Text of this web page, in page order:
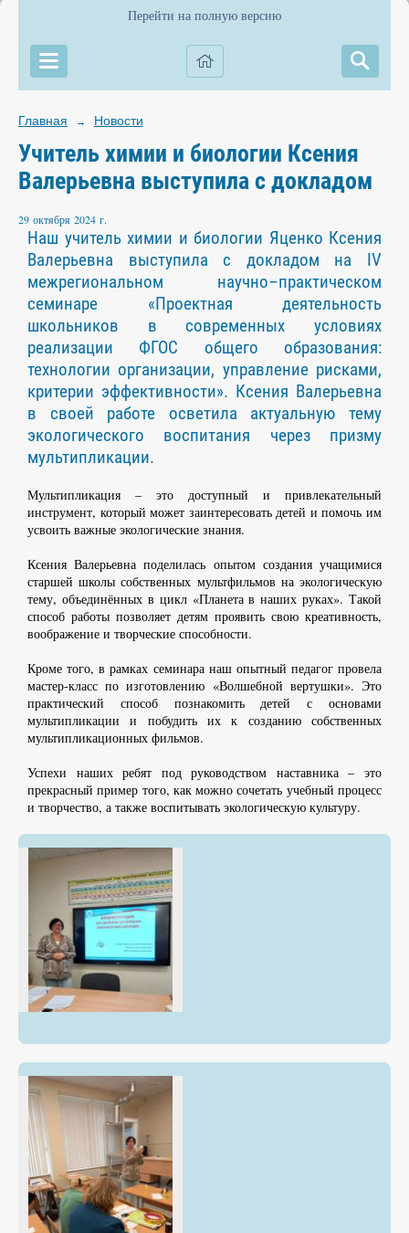
Перейти на полную версию
Главная → Новости
Учитель химии и биологии Ксения
Валерьевна выступила с докладом
29 октября 2024 г.
Наш учитель химии и биологии Яценко Ксения
Валерьевна выступила с докладом на IV
межрегиональном научно–практическом
семинаре «Проектная деятельность
школьников в современных условиях
реализации ФГОС общего образования:
технологии организации, управление рисками,
критерии эффективности». Ксения Валерьевна
в своей работе осветила актуальную тему
экологического воспитания через призму
мультипликации.
Мультипликация – это доступный и привлекательный
инструмент, который может заинтересовать детей и помочь им
усвоить важные экологические знания.
Ксения Валерьевна поделилась опытом создания учащимися
старшей школы собственных мультфильмов на экологическую
тему, объединённых в цикл «Планета в наших руках». Такой
способ работы позволяет детям проявить свою креативность,
воображение и творческие способности.
Кроме того, в рамках семинара наш опытный педагог провела
мастер-класс по изготовлению «Волшебной вертушки». Это
практический способ познакомить детей с основами
мультипликации и побудить их к созданию собственных
мультипликационных фильмов.
Успехи наших ребят под руководством наставника – это
прекрасный пример того, как можно сочетать учебный процесс
и творчество, а также воспитывать экологическую культуру.